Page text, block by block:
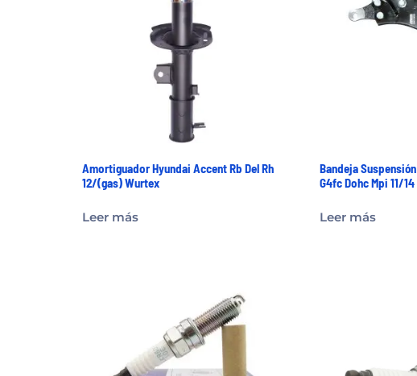
Amortiguador Hyundai Accent Rb Del Rh
12/(gas) Wurtex
Leer más
Bandeja
G4fc Dohc Mpi 11/
Leer más